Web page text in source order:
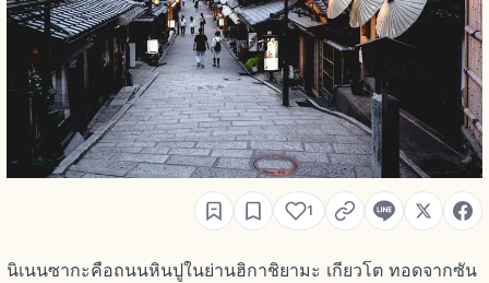
1
นิเนนซากะคือถนนหินปูในย่านฮิกาชิยามะ เกียวโต ทอดจากซัน